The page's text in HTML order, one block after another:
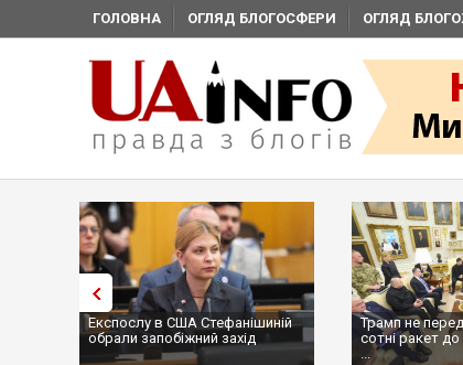
ГОЛОВНА ОГЛЯД БЛОГОСФЕРИ ОГЛЯД
Експослу в США Стефанішиній
обрали запобіжний захід
Трамп не
сотні ракет
...